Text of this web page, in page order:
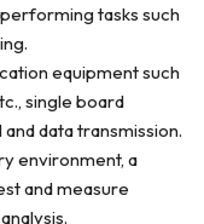
tasks such
equipment such
single board
data transmission.
environment, a
and measure